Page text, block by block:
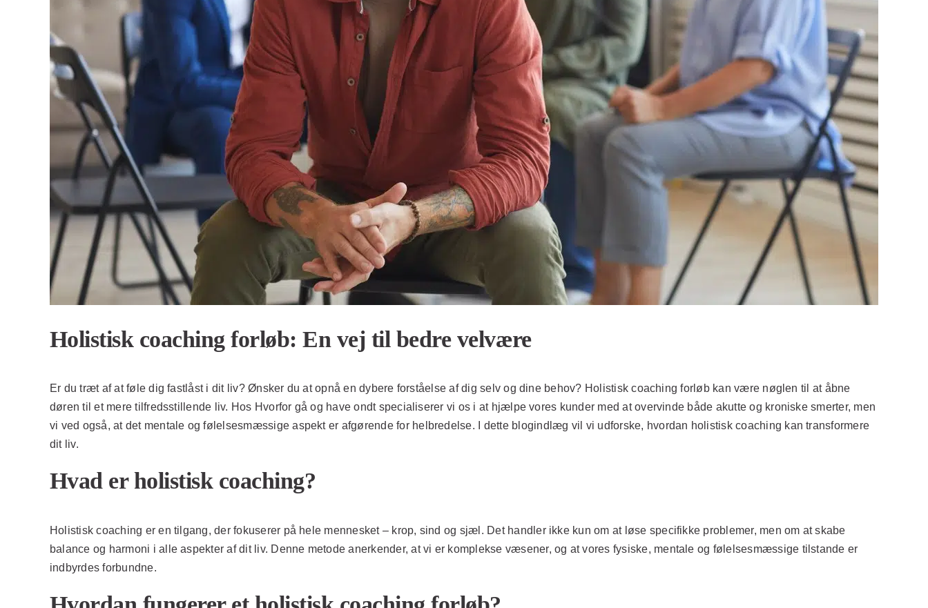
Holistisk coaching forløb: En vej til bedre velvære
Er du træt af at føle dig fastlåst i dit liv? Ønsker du at opnå en dybere forståelse af dig selv og dine behov? Holistisk coaching forløb kan være nøglen til at åbne
døren til et mere tilfredsstillende liv. Hos Hvorfor gå og have ondt specialiserer vi os i at hjælpe vores kunder med at overvinde både akutte og kroniske smerter, men
vi ved også, at det mentale og følelsesmæssige aspekt er afgørende for helbredelse. I dette blogindlæg vil vi udforske, hvordan holistisk coaching kan transformere
dit liv.
Hvad er holistisk coaching?
Holistisk coaching er en tilgang, der fokuserer på hele mennesket – krop, sind og sjæl. Det handler ikke kun om at løse specifikke problemer, men om at skabe
balance og harmoni i alle aspekter af dit liv. Denne metode anerkender, at vi er komplekse væsener, og at vores fysiske, mentale og følelsesmæssige tilstande er
indbyrdes forbundne.